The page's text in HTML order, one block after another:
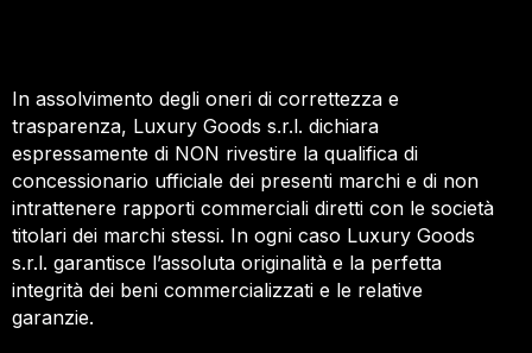
In assolvimento degli oneri di correttezza e
trasparenza, Luxury Goods s.r.l. dichiara
espressamente di NON rivestire la qualifica di
concessionario ufficiale dei presenti marchi e di non
intrattenere rapporti commerciali diretti con le società
titolari dei marchi stessi. In ogni caso Luxury Goods
s.r.l. garantisce l’assoluta originalità e la perfetta
integrità dei beni commercializzati e le relative
garanzie.